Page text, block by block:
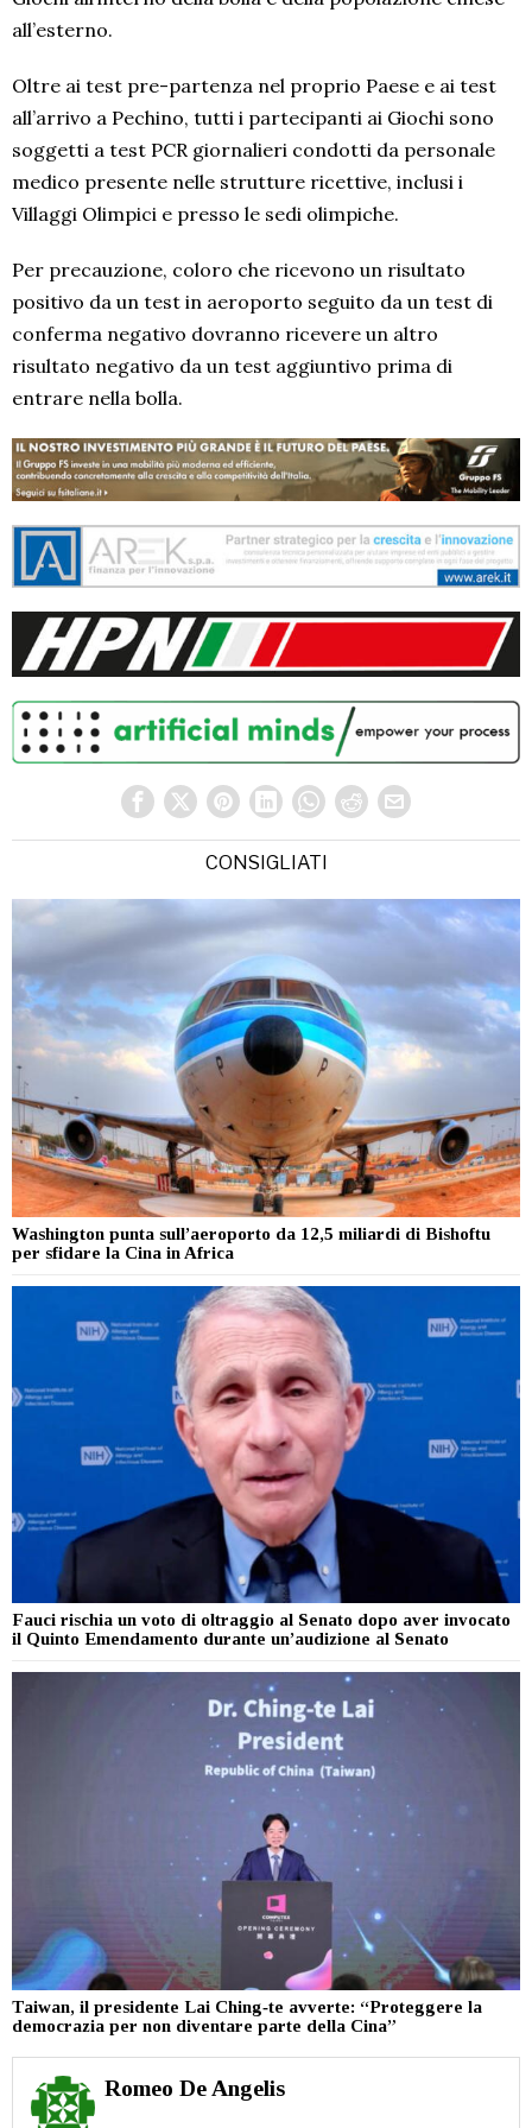
all’esterno.
Oltre ai test pre-partenza nel proprio Paese e ai test
all’arrivo a Pechino, tutti i partecipanti ai Giochi sono
soggetti a test PCR giornalieri condotti da personale
medico presente nelle strutture ricettive, inclusi i
Villaggi Olimpici e presso le sedi olimpiche.
Per precauzione, coloro che ricevono un risultato
positivo da un test in aeroporto seguito da un test di
conferma negativo dovranno ricevere un altro
risultato negativo da un test aggiuntivo prima di
entrare nella bolla.
CONSIGLIATI
Washington punta sull’aeroporto da 12,5 miliardi di Bishoftu
per sfidare la Cina in Africa
Fauci rischia un voto di oltraggio al Senato dopo aver invocato
il Quinto Emendamento durante un’audizione al Senato
Taiwan, il presidente Lai Ching‑te avverte: “Proteggere la
democrazia per non diventare parte della Cina”
Romeo De Angelis